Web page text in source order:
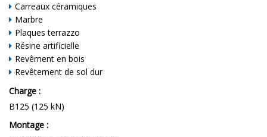
Carreaux céramiques
Marbre
Plaques terrazzo
Résine artificielle
Revêment en bois
Revêtement de sol dur
Charge :
B125 (125 kN)
Montage :